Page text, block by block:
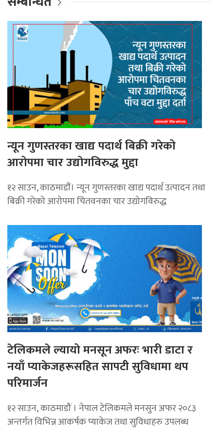
न्यून गुणस्तरका खाद्य पदार्थ बिक्री गरेको
आरोपमा चार उद्योगविरुद्ध मुद्दा
१२ साउन, काठमाडाैं। न्यून गुणस्तरका खाद्य पदार्थ उत्पादन तथा
बिक्री गरेको आरोपमा चितवनका चार उद्योगविरुद्ध
टेलिकमले ल्यायो मनसून अफरः भारी डाटा र
नयाँ प्याकेजहरूसहित सापटी सुविधामा थप
परिमार्जन
१२ साउन, काठमाडौं । नेपाल टेलिकमले मनसुन अफर २०८३
अन्तर्गत विभिन्न आकर्षक प्याकेज तथा सुविधाहरु उपलब्ध